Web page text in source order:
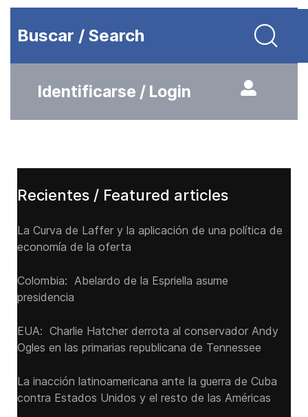
Buscar / Search
Identificarse / Login
Recientes / Featured articles
La Curva de Laffer y la aplicación de una política de
economía de la oferta
Colombia: Abelardo de la Espriella asume
presidencia
EUA: Charlie Hatcher derrota al conservador Andy
Ogles en las primarias republicana de Tennessee
La inacción latinoamericana ante la guerra de Cuba
contra Estados Unidos y el resto de las Américas